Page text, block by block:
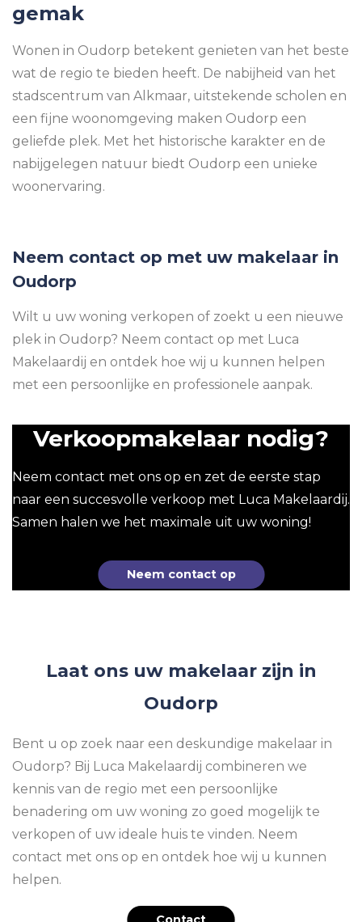
gemak
Wonen in Oudorp betekent genieten van het beste
wat de regio te bieden heeft. De nabijheid van het
stadscentrum van Alkmaar, uitstekende scholen en
een fijne woonomgeving maken Oudorp een
geliefde plek. Met het historische karakter en de
nabijgelegen natuur biedt Oudorp een unieke
woonervaring.
Neem contact op met uw makelaar in
Oudorp
Wilt u uw woning verkopen of zoekt u een nieuwe
plek in Oudorp? Neem contact op met Luca
Makelaardij en ontdek hoe wij u kunnen helpen
met een persoonlijke en professionele aanpak.
Verkoopmakelaar nodig?
Neem contact met ons op en zet de eerste stap
naar een succesvolle verkoop met Luca Makelaardij.
Samen halen we het maximale uit uw woning!
Neem contact op
Laat ons uw makelaar zijn in
Oudorp
Bent u op zoek naar een deskundige makelaar in
Oudorp? Bij Luca Makelaardij combineren we
kennis van de regio met een persoonlijke
benadering om uw woning zo goed mogelijk te
verkopen of uw ideale huis te vinden. Neem
contact met ons op en ontdek hoe wij u kunnen
helpen.